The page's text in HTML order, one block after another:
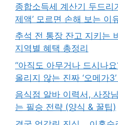
종합소득세 계산기 두드리
제액’ 모르면 손해 보는 이
추석 전 통장 잔고 지키는
지역별 혜택 총정리
“아직도 아무거나 드시나
올리지 않는 진짜 ‘오메가
음식점 알바 이력서, 사장
는 필승 전략 (양식 & 꿀팁)